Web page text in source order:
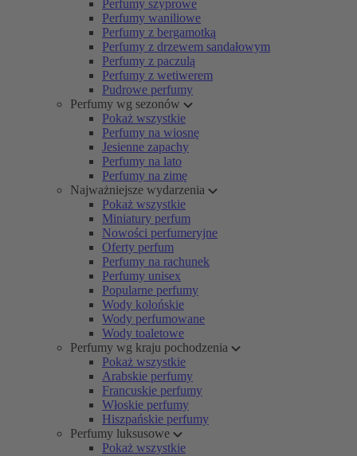
Perfumy szyprowe
Perfumy waniliowe
Perfumy z bergamotką
Perfumy z drzewem sandałowym
Perfumy z paczulą
Perfumy z wetiwerem
Pudrowe perfumy
Perfumy wg sezonów
Pokaż wszystkie
Perfumy na wiosnę
Jesienne zapachy
Perfumy na lato
Perfumy na zimę
Najważniejsze wydarzenia
Pokaż wszystkie
Miniatury perfum
Nowości perfumeryjne
Oferty perfum
Perfumy na rachunek
Perfumy unisex
Popularne perfumy
Wody kolońskie
Wody perfumowane
Wody toaletowe
Perfumy wg kraju pochodzenia
Pokaż wszystkie
Arabskie perfumy
Francuskie perfumy
Włoskie perfumy
Hiszpańskie perfumy
Perfumy luksusowe
Pokaż wszystkie